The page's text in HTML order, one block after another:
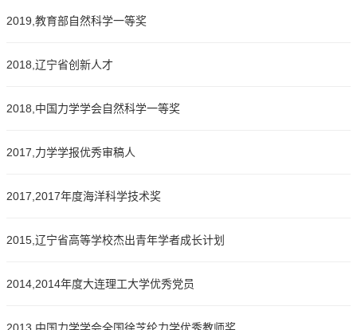
2019,教育部自然科学一等奖
2018,辽宁省创新人才
2018,中国力学学会自然科学一等奖
2017,力学学报优秀审稿人
2017,2017年度海洋科学技术奖
2015,辽宁省高等学校杰出青年学者成长计划
2014,2014年度大连理工大学优秀党员